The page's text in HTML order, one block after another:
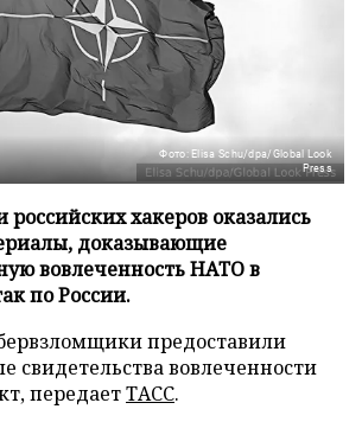
Фото: Elisa Schu/dpa/Global Look
Press
хакеров оказались
доказывающие
вовлеченность НАТО в
по России.
предоставили
свидетельства вовлеченности
передаетТАСС.